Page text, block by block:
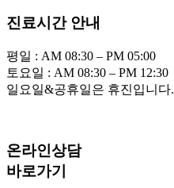
진료시간 안내
평일 : AM 08:30 – PM 05:00
토요일 : AM 08:30 – PM 12:30
일요일&공휴일은 휴진입니다.
온라인상담
바로가기